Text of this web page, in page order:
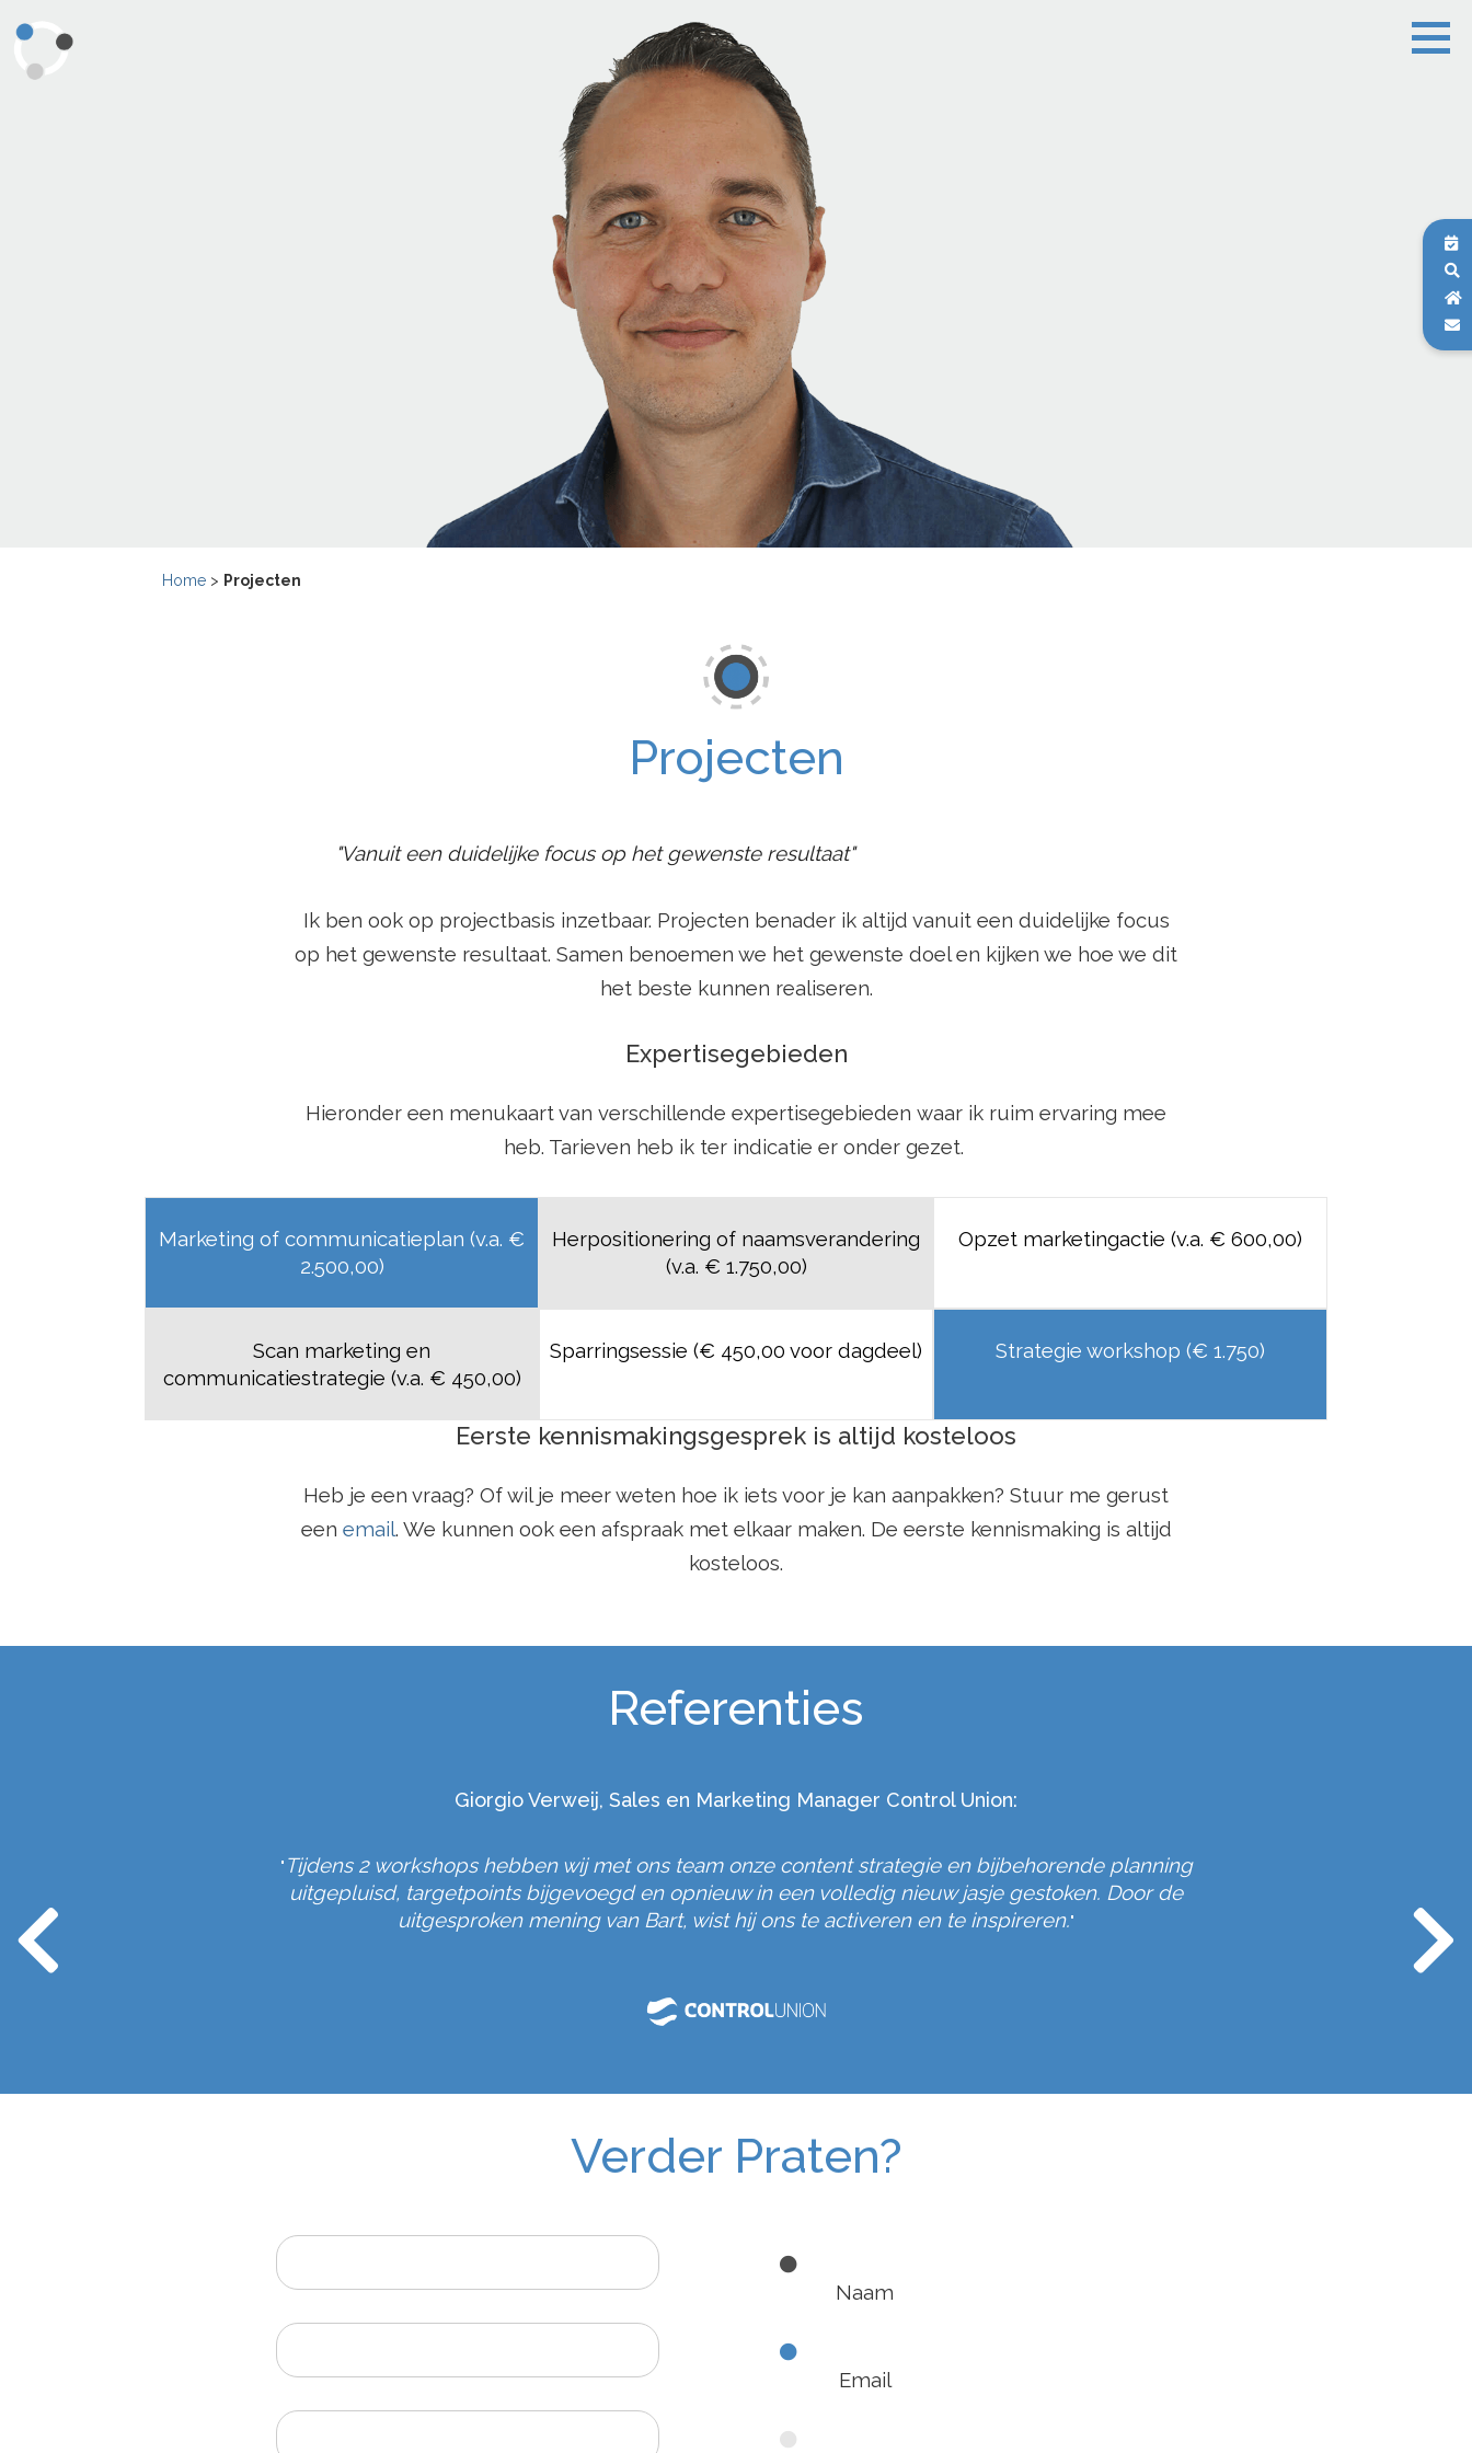
Home > Projecten
Projecten
"Vanuit een duidelijke focus op het gewenste resultaat"
Ik ben ook op projectbasis inzetbaar. Projecten benader ik altijd vanuit een duidelijke focus
op het gewenste resultaat. Samen benoemen we het gewenste doel en kijken we hoe we dit
het beste kunnen realiseren.
Expertisegebieden
Hieronder een menukaart van verschillende expertisegebieden waar ik ruim ervaring mee
heb. Tarieven heb ik ter indicatie er onder gezet.
Marketing of communicatieplan (v.a. €
2.500,00)
Herpositionering of naamsverandering
(v.a. € 1.750,00)
Opzet marketingactie (v.a. € 600,00)
Scan marketing en
communicatiestrategie (v.a. € 450,00)
Sparringsessie (€ 450,00 voor dagdeel) Strategie workshop (€ 1.750)
Eerste kennismakingsgesprek is altijd kosteloos
Heb je een vraag? Of wil je meer weten hoe ik iets voor je kan aanpakken? Stuur me gerust
een email. We kunnen ook een afspraak met elkaar maken. De eerste kennismaking is altijd
kosteloos.
Referenties
Giorgio Verweij, Sales en Marketing Manager Control Union:
" Tijdens 2 workshops hebben wij met ons team onze content strategie en bijbehorende planning
uitgepluisd, targetpoints bijgevoegd en opnieuw in een volledig nieuw jasje gestoken. Door de
uitgesproken mening van Bart, wist hij ons te activeren en te inspireren."
Verder Praten?
Naam
Email